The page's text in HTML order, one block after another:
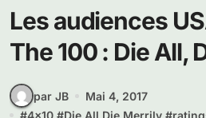
Les audiences
The 100 : Die All,
par JB
Mai 4, 2017